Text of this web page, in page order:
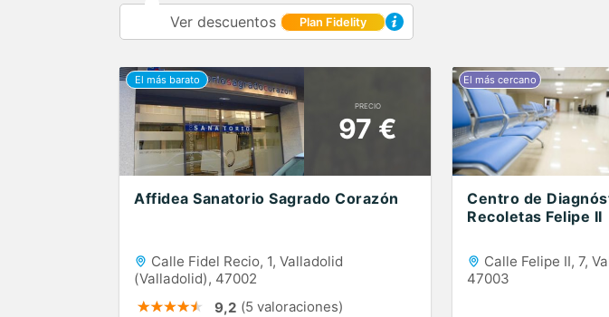
Ver descuentos Plan Fidelity
PRECIO
97 €
Affidea Sanatorio Sagrado Corazón
Calle Fidel Recio, 1, Valladolid
(Valladolid), 47002
9,2 (5 valoraciones)
Centro de
Recoletas Felipe II
Calle Felipe II, 7,
47003